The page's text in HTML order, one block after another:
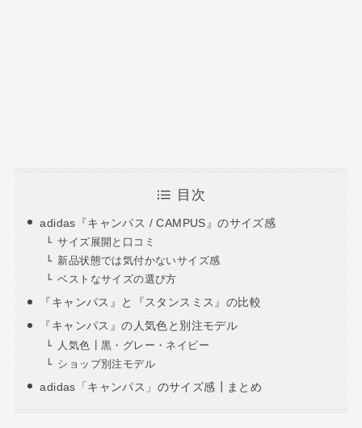
目次
adidas『キャンパス / CAMPUS』のサイズ感
サイズ展開と口コミ
新品状態では気付かないサイズ感
ベストなサイズの選び方
『キャンパス』と『スタンスミス』の比較
『キャンパス』の人気色と別注モデル
人気色┃黒・グレー・ネイビー
ショップ別注モデル
adidas「キャンパス」のサイズ感┃まとめ